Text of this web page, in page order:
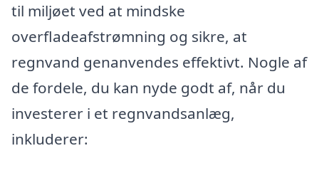
til miljøet ved at mindske
overfladeafstrømning og sikre, at
regnvand genanvendes effektivt. Nogle af
de fordele, du kan nyde godt af, når du
investerer i et regnvandsanlæg,
inkluderer: